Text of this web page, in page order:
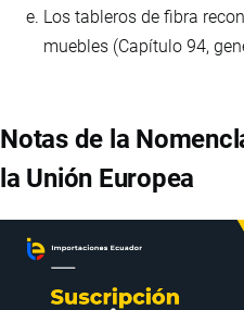
Los tableros de fibra
muebles (Capítulo 94,
Notas de la
la Unión Europea